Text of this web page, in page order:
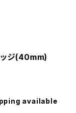
ジ(40mm)
available